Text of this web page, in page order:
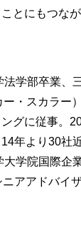
とにもつなが
学部卒業、
・スカラー
グに従事。
年より30社
学院国際企
アアドバイザ